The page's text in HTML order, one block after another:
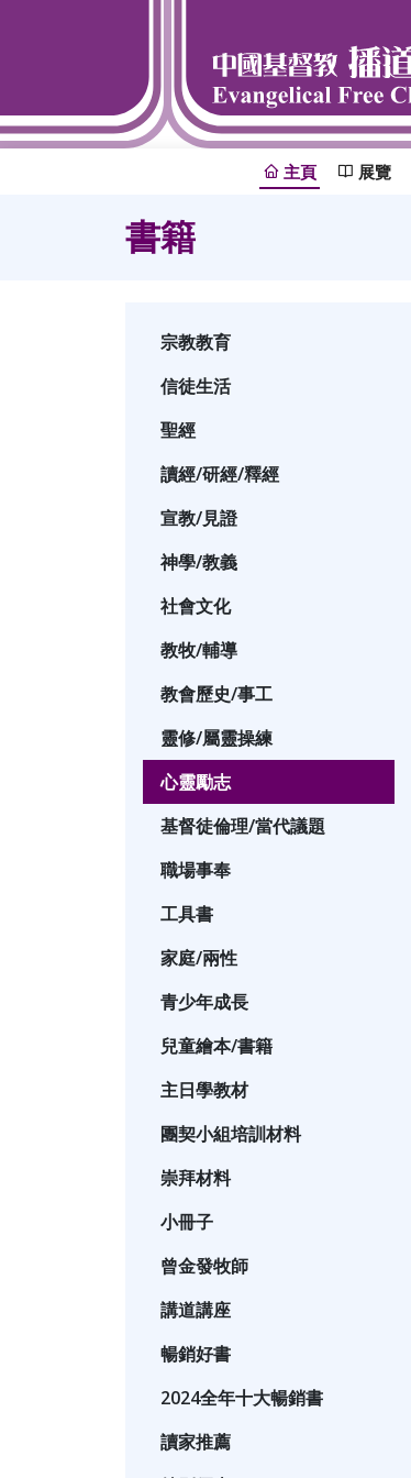
主頁 展覽
書籍
宗教教育
信徒生活
聖經
讀經/研經/釋經
宣教/見證
神學/教義
社會文化
教牧/輔導
教會歷史/事工
靈修/屬靈操練
心靈勵志
基督徒倫理/當代議題
職場事奉
工具書
家庭/兩性
青少年成長
兒童繪本/書籍
主日學教材
團契小組培訓材料
崇拜材料
小冊子
曾金發牧師
講道講座
暢銷好書
2024全年十大暢銷書
讀家推薦